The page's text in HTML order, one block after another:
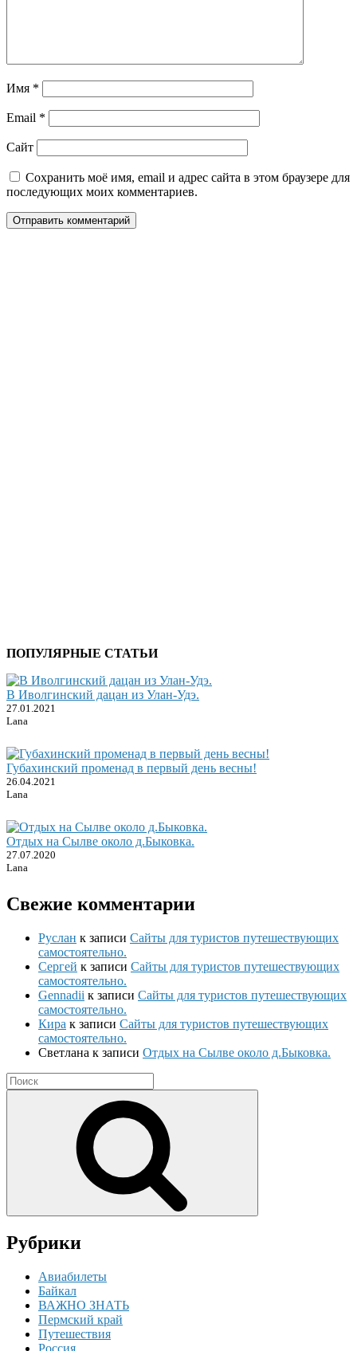
Имя *
Email *
Сайт
Сохранить моё имя, email и адрес сайта в этом браузере для
последующих моих комментариев.
ПОПУЛЯРНЫЕ СТАТЬИ
В Иволгинский дацан из Улан-Удэ.
27.01.2021
Lana
Губахинский променад в первый день весны!
26.04.2021
Lana
Отдых на Сылве около д.Быковка.
27.07.2020
Lana
Свежие комментарии
Руслан к записи Сайты для туристов путешествующих
самостоятельно.
Сергей к записи Сайты для туристов путешествующих
самостоятельно.
Gennadii к записи Сайты для туристов путешествующих
самостоятельно.
Кира к записи Сайты для туристов путешествующих
самостоятельно.
Светлана к записи Отдых на Сылве около д.Быковка.
Search
for:
Рубрики
Авиабилеты
Байкал
ВАЖНО ЗНАТЬ
Пермский край
Путешествия
Россия